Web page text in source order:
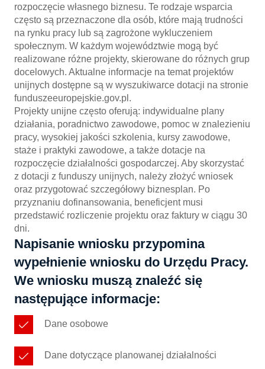
rozpoczęcie własnego biznesu. Te rodzaje wsparcia
często są przeznaczone dla osób, które mają trudności
na rynku pracy lub są zagrożone wykluczeniem
społecznym. W każdym województwie mogą być
realizowane różne projekty, skierowane do różnych grup
docelowych. Aktualne informacje na temat projektów
unijnych dostępne są w wyszukiwarce dotacji na stronie
funduszeeuropejskie.gov.pl.
Projekty unijne często oferują: indywidualne plany
działania, poradnictwo zawodowe, pomoc w znalezieniu
pracy, wysokiej jakości szkolenia, kursy zawodowe,
staże i praktyki zawodowe, a także dotacje na
rozpoczęcie działalności gospodarczej. Aby skorzystać
z dotacji z funduszy unijnych, należy złożyć wniosek
oraz przygotować szczegółowy biznesplan. Po
przyznaniu dofinansowania, beneficjent musi
przedstawić rozliczenie projektu oraz faktury w ciągu 30
dni.
Napisanie wniosku przypomina
wypełnienie wniosku do Urzędu Pracy.
We wniosku muszą znaleźć się
następujące informacje:
Dane osobowe
Dane dotyczące planowanej działalności